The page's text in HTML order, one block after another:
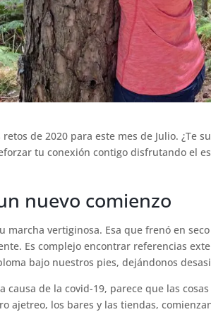
de 2020 para este mes de Julio. ¿Te
tu conexión contigo disfrutando el
nuevo comienzo
marcha vertiginosa. Esa que frenó en
Es complejo encontrar referencias
bajo nuestros pies, dejándonos
causa de la covid-19, parece que las
ajetreo, los bares y las tiendas,